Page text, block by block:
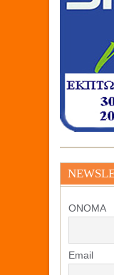
ΟΝΟΜΑ
Email